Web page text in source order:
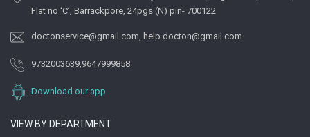
Flat no ‘C’, Barrackpore, 24pgs (N) pin- 700122
doctonservice@gmail.com, help.docton@gmail.com
9732003639,9647999858
Download our app
VIEW BY DEPARTMENT